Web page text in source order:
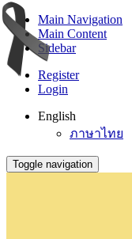
Main Navigation
Main Content
Sidebar
Register
Login
English
ภาษาไทย
Toggle navigation